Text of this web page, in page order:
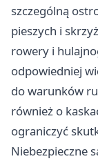
szczególną
pieszych i
rowery i
odpowiedniej
do warunków
również o
ograniczyć
Niebezpieczne